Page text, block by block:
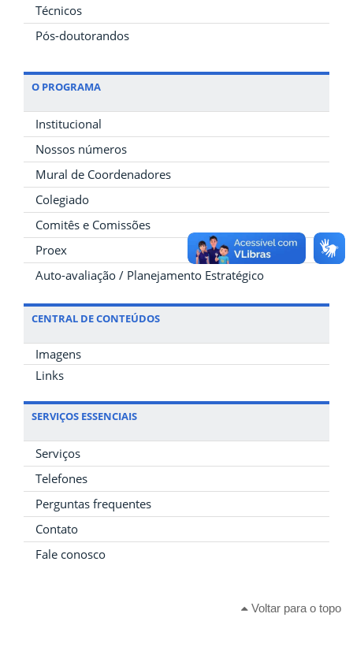
Técnicos
Pós-doutorandos
O PROGRAMA
Institucional
Nossos números
Mural de Coordenadores
Colegiado
Comitês e Comissões
Proex
Auto-avaliação / Planejamento Estratégico
CENTRAL DE CONTEÚDOS
Imagens
Links
SERVIÇOS ESSENCIAIS
Serviços
Telefones
Perguntas frequentes
Contato
Fale conosco
Voltar para o topo